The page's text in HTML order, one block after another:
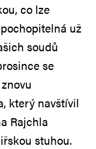
co lze
už
soudů
se
který navštívil
Rajchla
stuhou.